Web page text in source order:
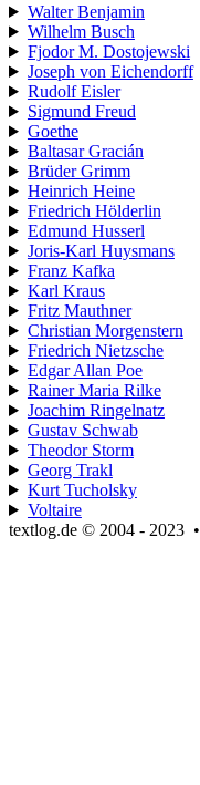
Walter Benjamin
Wilhelm Busch
Fjodor M. Dostojewski
Joseph von Eichendorff
Rudolf Eisler
Sigmund Freud
Goethe
Baltasar Gracián
Brüder Grimm
Heinrich Heine
Friedrich Hölderlin
Edmund Husserl
Joris-Karl Huysmans
Franz Kafka
Karl Kraus
Fritz Mauthner
Christian Morgenstern
Friedrich Nietzsche
Edgar Allan Poe
Rainer Maria Rilke
Joachim Ringelnatz
Gustav Schwab
Theodor Storm
Georg Trakl
Kurt Tucholsky
Voltaire
textlog.de © 2004 - 2023 •